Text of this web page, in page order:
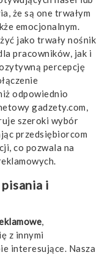
że są one trwałym
emocjonalnym.
jako trwały nośnik
pracowników, jak i
percepcję
odpowiednio
gadzety.com,
szeroki wybór
przedsiębiorcom
co pozwala na
i
,
z innymi
interesujące. Nasza